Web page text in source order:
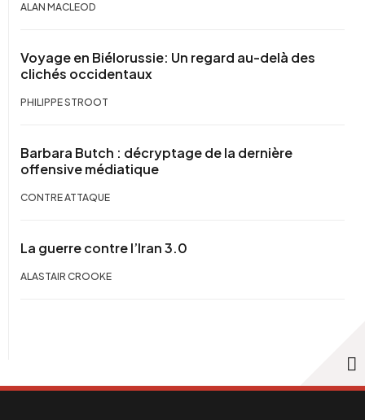
ALAN MACLEOD
Voyage en Biélorussie: Un regard au-delà des
clichés occidentaux
PHILIPPE STROOT
Barbara Butch : décryptage de la dernière
offensive médiatique
CONTRE ATTAQUE
La guerre contre l’Iran 3.0
ALASTAIR CROOKE